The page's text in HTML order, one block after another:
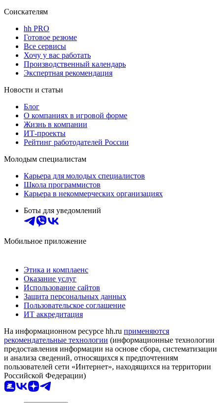
Соискателям
hh PRO
Готовое резюме
Все сервисы
Хочу у вас работать
Производственный календарь
Экспертная рекомендация
Новости и статьи
Блог
О компаниях в игровой форме
Жизнь в компании
ИТ-проекты
Рейтинг работодателей России
Молодым специалистам
Карьера для молодых специалистов
Школа программистов
Карьера в некоммерческих организациях
Боты для уведомлений
Мобильное приложение
Этика и комплаенс
Оказание услуг
Использование сайтов
Защита персональных данных
Пользовательское соглашение
ИТ аккредитация
На информационном ресурсе hh.ru применяются
рекомендательные технологии (информационные технологии
предоставления информации на основе сбора, систематизации
и анализа сведений, относящихся к предпочтениям
пользователей сети «Интернет», находящихся на территории
Российской Федерации)